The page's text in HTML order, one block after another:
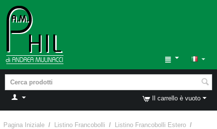
Il carrello è vuoto
Pagina Iniziale / Listino Francobolli / Listino Francobolli Estero /